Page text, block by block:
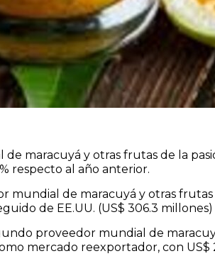
maracuyá y otras frutas de la
respecto al año anterior.
mundial de maracuyá y otras
de EE.UU. (US$ 306.3
proveedor mundial de
mercado reexportador, con US$